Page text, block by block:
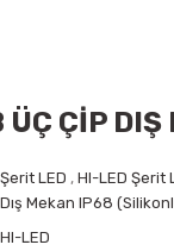
ÜÇ ÇİP
Şerit LED ,HI-LED Şerit
Dış Mekan IP68
HI-LED